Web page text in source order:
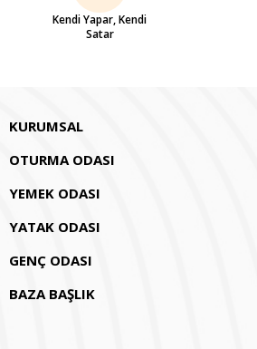
Kendi Yapar, Kendi
Satar
KURUMSAL
OTURMA ODASI
YEMEK ODASI
YATAK ODASI
GENÇ ODASI
BAZA BAŞLIK